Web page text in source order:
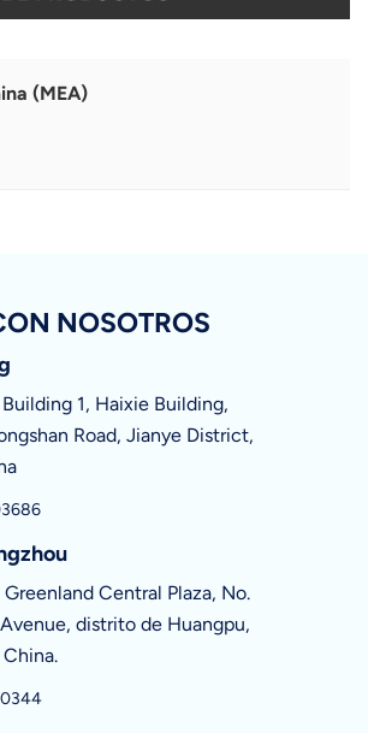
Español
(MEA)
NOSOTROS
1, Haixie Building,
Road, Jianye District,
Greenland Central Plaza, No.
distrito de Huangpu,